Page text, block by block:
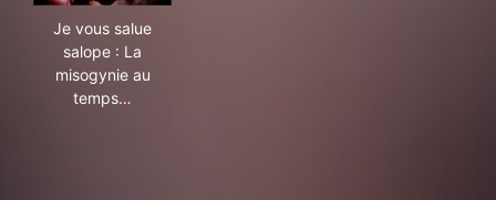
Je vous salue
salope : La
misogynie au
temps…